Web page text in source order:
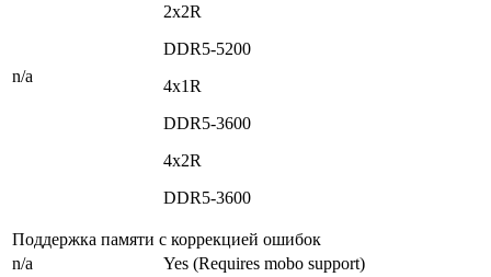
n/a
2x2R
DDR5-5200
4x1R
DDR5-3600
4x2R
DDR5-3600
Поддержка памяти с коррекцией ошибок
n/a
Yes (Requires mobo support)